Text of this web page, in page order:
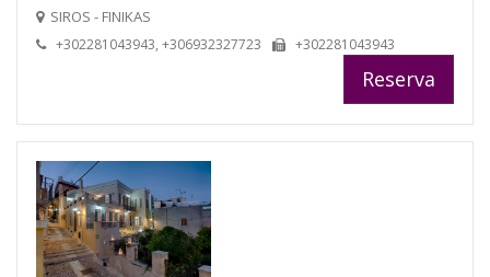
SIROS - FINIKAS
+302281043943, +306932327723 +302281043943
Reserva